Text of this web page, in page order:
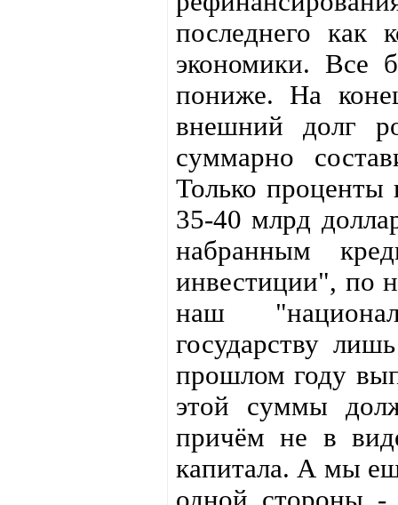
последнего как
экономики. Все
пониже. На
внешний долг
суммарно
Только
35-40 млрд
набранным
инвестиции", по
наш
государству
прошлом году
этой суммы
причём не в
капитала. А мы